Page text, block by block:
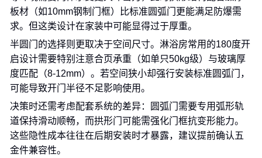
板材（如10mm钢制门框）比标准圆弧门更能满足防爆需
求。但这类设计在家装中可能显得过于厚重。
半圆门的选择则更取决于空间尺寸。淋浴房常用的180度开
启设计需要特别注意合页承重（如单只50kg级）与玻璃厚
度匹配（8-12mm）。若空间狭小却强行安装标准圆弧门，
可能导致开门半径不足影响使用。
决策时还需考虑配套系统的差异：圆弧门需要专用弧形轨
道保持滑动顺畅，而拱形门可能需强化门框抗变形能力。
这些隐性成本往往在后期安装时才暴露，建议提前确认五
金件兼容性。